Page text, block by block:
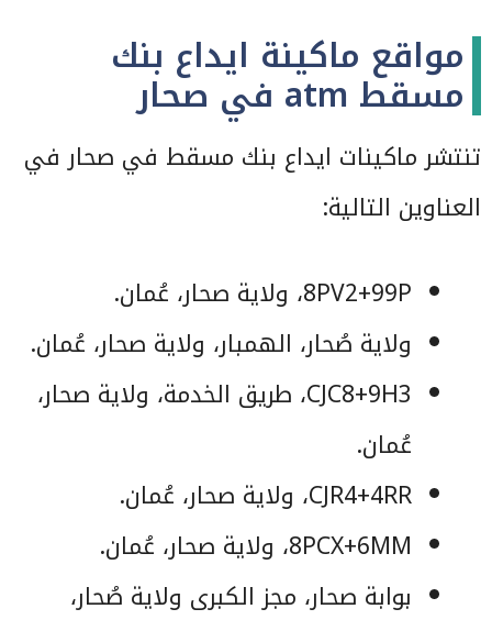
مواقع ماكينة ايداع بنك
مسقط atm في صحار
تنتشر ماكينات ايداع بنك مسقط في صحار في
العناوين التالية:
8PV2+99P، ولاية صحار، عُمان.
ولاية صُحار، الهمبار، ولاية صحار، عُمان.
CJC8+9H3، طريق الخدمة، ولاية صحار،
عُمان.
CJR4+4RR، ولاية صحار، عُمان.
8PCX+6MM، ولاية صحار، عُمان.
بوابة صحار، مجز الكبرى ولاية صُحار،